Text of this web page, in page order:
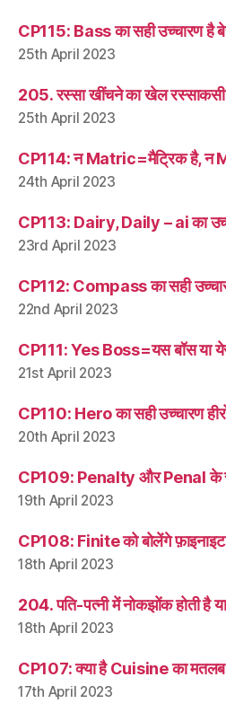
CP115: Bass का सही उच्चारण है
25th April 2023
205. रस्सा खींचने का खेल रस्साकसी
25th April 2023
CP114: न Matric=मैट्रिक है, न
24th April 2023
CP113: Dairy, Daily – ai का
23rd April 2023
CP112: Compass का सही
22nd April 2023
CP111: Yes Boss=यस बॉस या
21st April 2023
CP110: Hero का सही उच्चारण
20th April 2023
CP109: Penalty और Penal के
19th April 2023
CP108: Finite को बोलेंगे
18th April 2023
204. पति-पत्नी में नोकझोंक होती है
18th April 2023
CP107: क्या है Cuisine का
17th April 2023